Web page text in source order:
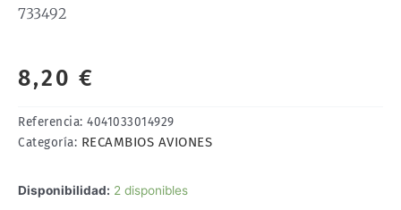
733492
8,20 €
Referencia: 4041033014929
Categoría: RECAMBIOS AVIONES
Disponibilidad: 2 disponibles
PALAS